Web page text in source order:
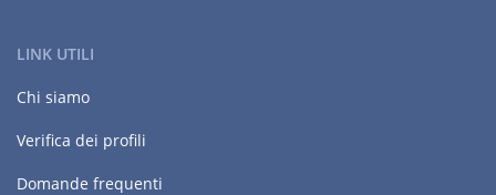
LINK UTILI
Chi siamo
Verifica dei profili
Domande frequenti